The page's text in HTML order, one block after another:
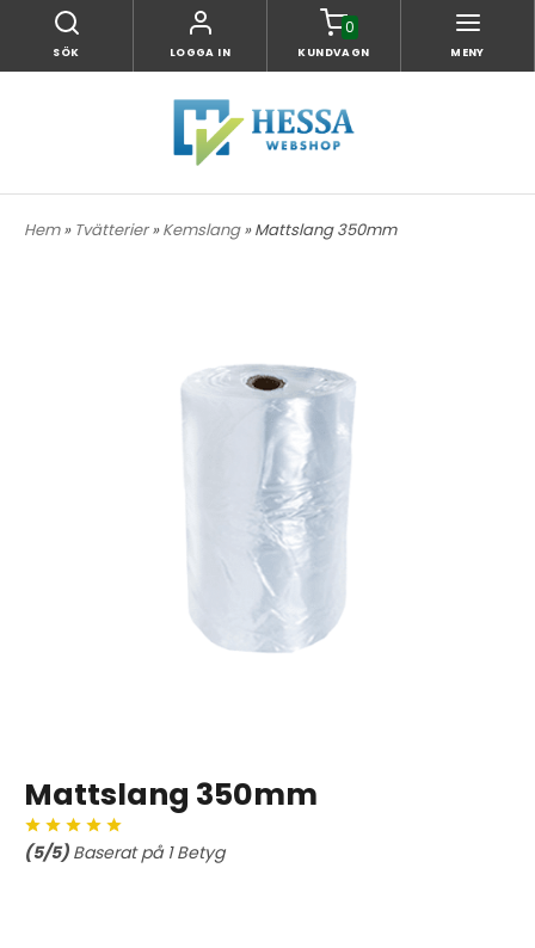
SÖK LOGGA IN
0
KUNDVAGN MENY
Hem» Tvätterier»Kemslang» Mattslang 350mm
Mattslang 350mm
(5/5) Baserat på 1Betyg